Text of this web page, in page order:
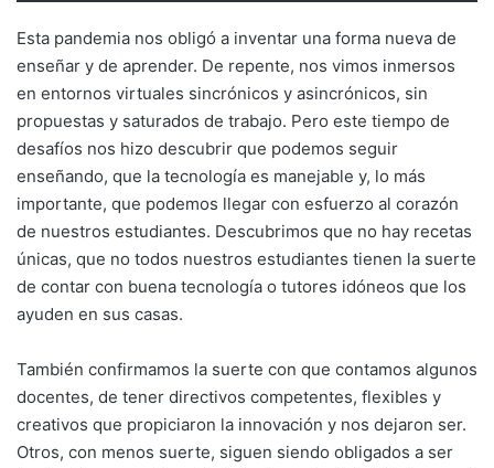
Esta pandemia nos obligó a inventar una forma nueva de
enseñar y de aprender. De repente, nos vimos inmersos
en entornos virtuales sincrónicos y asincrónicos, sin
propuestas y saturados de trabajo. Pero este tiempo de
desafíos nos hizo descubrir que podemos seguir
enseñando, que la tecnología es manejable y, lo más
importante, que podemos llegar con esfuerzo al corazón
de nuestros estudiantes. Descubrimos que no hay recetas
únicas, que no todos nuestros estudiantes tienen la suerte
de contar con buena tecnología o tutores idóneos que los
ayuden en sus casas.
También confirmamos la suerte con que contamos algunos
docentes, de tener directivos competentes, flexibles y
creativos que propiciaron la innovación y nos dejaron ser.
Otros, con menos suerte, siguen siendo obligados a ser